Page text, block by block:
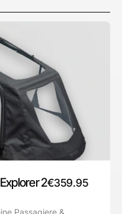
2€359.95
Passagiere &